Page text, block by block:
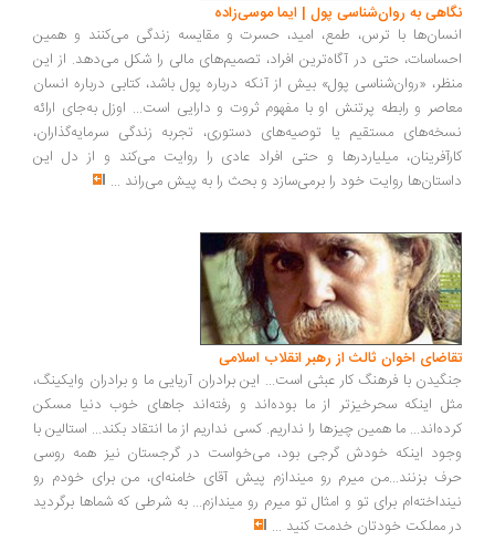
به روان‌شناسی پول | ایما موسی‌زاده
با ترس، طمع، امید، حسرت و مقایسه زندگی می‌کنند و همین
حتی در آگاه‌ترین افراد، تصمیم‌های مالی را شکل می‌دهد. از این
«روان‌شناسی پول» بیش از آنکه درباره پول باشد، کتابی درباره انسان
و رابطه پرتنش او با مفهوم ثروت و دارایی است... اوزل به‌جای ارائه
مستقیم یا توصیه‌های دستوری، تجربه زندگی سرمایه‌گذاران،
میلیاردرها و حتی افراد عادی را روایت می‌کند و از دل این
روایت خود را برمی‌سازد و بحث را به پیش می‌راند...
اخوان ثالث از رهبر انقلاب اسلامی
با فرهنگ کار عبثی است... این برادران آریایی ما و برادران وایکینگ،
اینکه سحرخیزتر از ما بوده‌اند و رفته‌اند جاهای خوب دنیا مسکن
ما همین چیزها را نداریم. کسی نداریم از ما انتقاد بکند... استالین با
اینکه خودش گرجی بود، می‌خواست در گرجستان نیز همه روسی
بزنند...من میرم رو میندازم پیش آقای خامنه‌ای، من برای خودم رو
برای تو و امثال تو میرم رو میندازم... به شرطی که شماها برگردید
مملکت خودتان خدمت کنید...